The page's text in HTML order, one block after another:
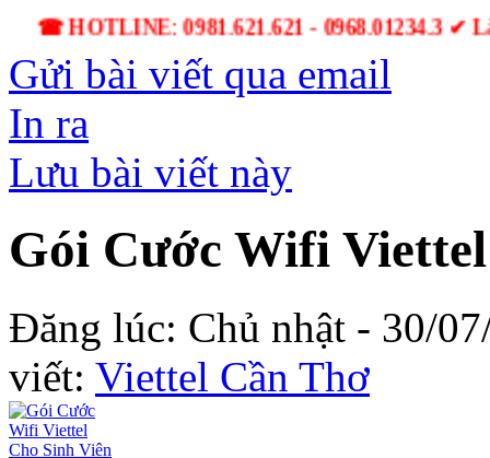
☎ HOTLINE: 0981.621.621 -
Gửi bài viết qua email
In ra
Lưu bài viết này
Gói Cước Wifi
Đăng lúc: Chủ nhật - 30/
viết: Viettel Cần Thơ